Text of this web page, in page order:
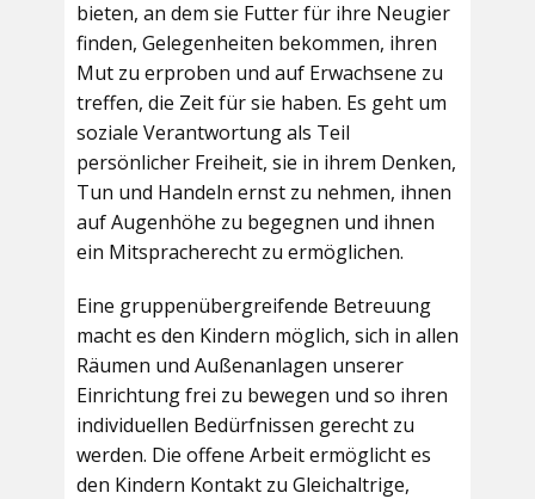
bieten, an dem sie Futter für ihre Neugier
finden, Gelegenheiten bekommen, ihren
Mut zu erproben und auf Erwachsene zu
treffen, die Zeit für sie haben. Es geht um
soziale Verantwortung als Teil
persönlicher Freiheit, sie in ihrem Denken,
Tun und Handeln ernst zu nehmen, ihnen
auf Augenhöhe zu begegnen und ihnen
ein Mitspracherecht zu ermöglichen.
Eine gruppenübergreifende Betreuung
macht es den Kindern möglich, sich in allen
Räumen und Außenanlagen unserer
Einrichtung frei zu bewegen und so ihren
individuellen Bedürfnissen gerecht zu
werden. Die offene Arbeit ermöglicht es
den Kindern Kontakt zu Gleichaltrige,